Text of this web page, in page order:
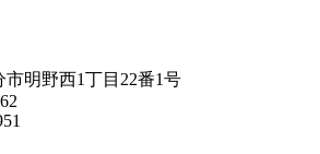
市明野西1丁目22番1号